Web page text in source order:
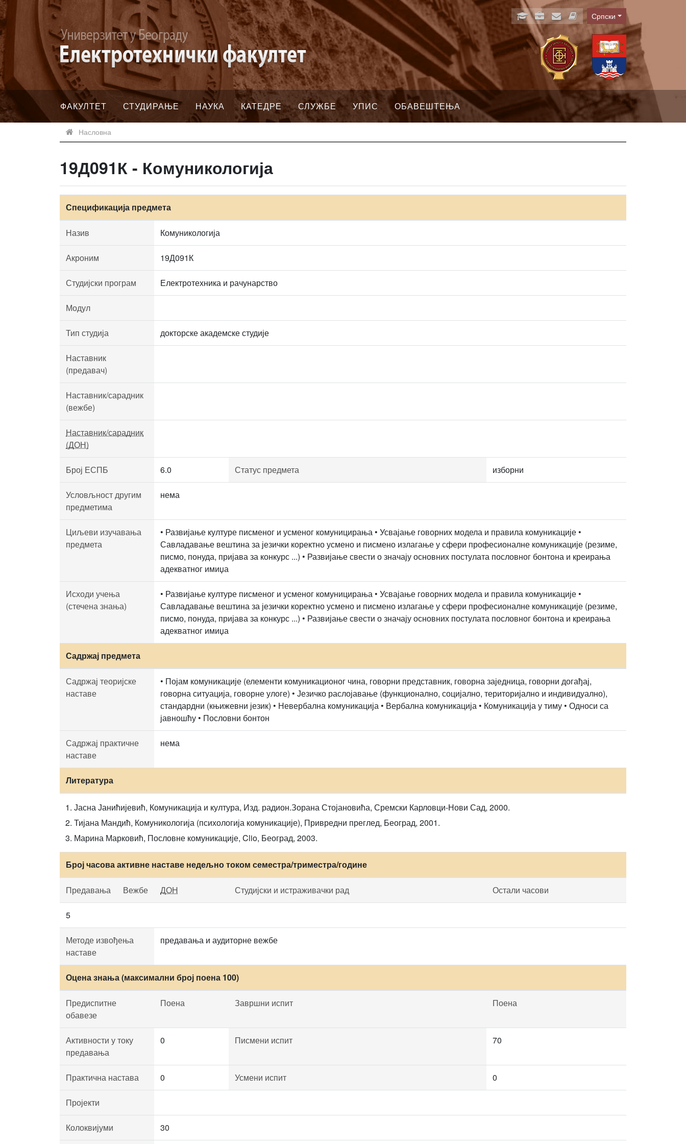
Language
Српски
ФАКУЛТЕТ СТУДИРАЊЕ НАУКА КАТЕДРЕ СЛУЖБЕ УПИС ОБАВЕШТЕЊА
Насловна
19Д091К - Комуникологија
Спецификација предмета
Назив Комуникологија
Акроним 19Д091К
Студијски програм Електротехника и рачунарство
Модул
Тип студија докторске академске студије
Наставник
(предавач)
Наставник/сарадник
(вежбе)
Наставник/сарадник
(ДОН)
Број ЕСПБ 6.0 Статус предмета изборни
Условљност другим
предметима
нема
Циљеви изучавања
предмета
• Развијање културе писменог и усменог комуницирања • Усвајање говорних модела и правила комуникације •
Савладавање вештина за језички коректно усмено и писмено излагање у сфери професионалне комуникације (резиме,
писмо, понуда, пријава за конкурс ...) • Развијање свести о значају основних постулата пословног бонтона и креирања
адекватног имиџа
Исходи учења
(стечена знања)
• Развијање културе писменог и усменог комуницирања • Усвајање говорних модела и правила комуникације •
Савладавање вештина за језички коректно усмено и писмено излагање у сфери професионалне комуникације (резиме,
писмо, понуда, пријава за конкурс ...) • Развијање свести о значају основних постулата пословног бонтона и креирања
адекватног имиџа
Садржај предмета
Садржај теоријске
наставе
• Појам комуникације (елементи комуникационог чина, говорни представник, говорна заједница, говорни догађај,
говорна ситуација, говорне улоге) • Језичко раслојавање (функционално, социјално, територијално и индивидуално),
стандардни (књижевни језик) • Невербална комуникација • Вербална комуникација • Комуникација у тиму • Односи са
јавношћу • Пословни бонтон
Садржај практичне
наставе
нема
Литература
Јасна Јанићијевић, Комуникација и култура, Изд. радион.Зорана Стојановића, Сремски Карловци-Нови Сад, 2000.
Тијана Мандић, Комуникологија (психологија комуникације), Привредни преглед, Београд, 2001.
Марина Марковић, Пословне комуникације, Clio, Београд, 2003.
Број часова активне наставе недељно током семестра/триместра/године
Предавања Вежбе ДОН Студијски и истраживачки рад Остали часови
5
Методе извођења
наставе
предавања и аудиторне вежбе
Оцена знања (максимални број поена 100)
Предиспитне
обавезе
Поена Завршни испит Поена
Активности у току
предавања
0 Писмени испит 70
Практична настава 0 Усмени испит 0
Пројекти
Колоквијуми 30